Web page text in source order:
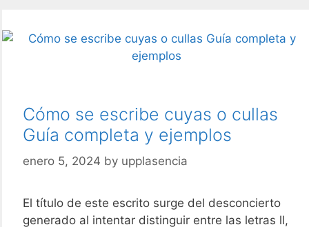
Cómo se escribe cuyas o cullas
Guía completa y ejemplos
enero 5, 2024 by upplasencia
El título de este escrito surge del desconcierto
generado al intentar distinguir entre las letras ll,